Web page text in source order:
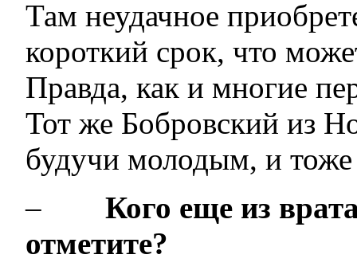
Там неудачное
короткий срок, что
Правда, как и многие
Тот же Бобровский из
будучи молодым, и тоже
– Кого еще из
отметите?